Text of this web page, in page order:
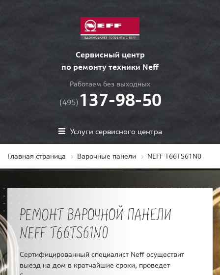
Сервисный центр
по ремонту техники Neff
Работаем без выходных
(495) 137-98-50
Услуги сервисного центра
Главная страница Варочные панели NEFF T66TS61N0
РЕМОНТ ВАРОЧНОЙ ПАНЕЛИ
NEFF T66TS61N0
Сертифицированный специалист Neff осуществит
выезд на дом в кратчайшие сроки, проведет